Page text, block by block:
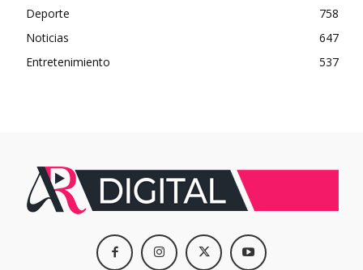
Deporte
758
Noticias
647
Entretenimiento
537